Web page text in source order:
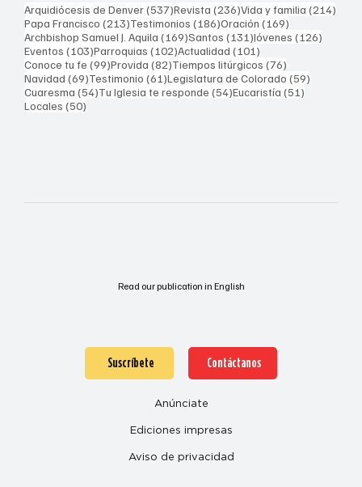
Arquidiócesis de Denver(537)537 entradas
Revista (236)236 entradas
Vida y familia (214)
Papa Francisco (213)213 entradas
Testimonios (186)186 entradas
Oración (169)
Archbishop Samuel J. Aquila (169)169 entradas
Santos (131)131 entradas
Jóvenes (126)
Eventos (103)103 entradas
Parroquias (102)102 entradas
Actualidad (101)
Conoce tu fe (99)99 entradas
Provida (82)82 entradas
Tiempos litúrgicos (76)
Navidad (69)69 entradas
Testimonio (61)61 entradas
Legislatura de Colorado (59)
Cuaresma (54)54 entradas
Tu Iglesia te responde (54)54 entradas
Eucaristía (51)
Locales (50)
Read our publication in English
Suscríbete Contáctanos
Anúnciate
Ediciones impresas
Aviso de privacidad